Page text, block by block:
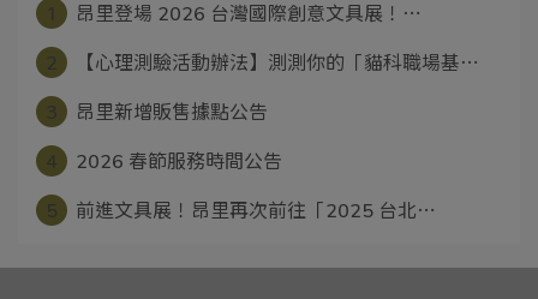
昂里登場 2026 台灣國際創意文具展！⋯
【心理測驗活動辦法】測測你的「貓科職場基⋯
昂里新增販售據點公告
2026 春節服務時間公告
前進文具展！昂里再次前往「2025 台北⋯